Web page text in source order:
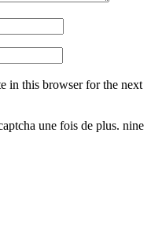
in this browser for the next
une fois de plus. nine